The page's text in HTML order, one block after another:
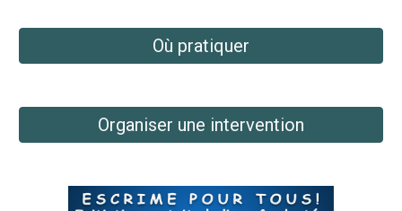
Où pratiquer
Organiser une intervention